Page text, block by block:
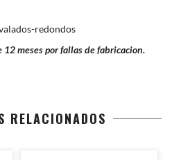
redondos
meses por fallas de fabricacion.
RELACIONADOS